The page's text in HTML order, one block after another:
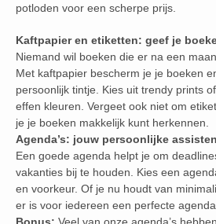
potloden voor een scherpe prijs.
Kaftpapier en etiketten: geef je
Niemand wil boeken die er na een
Met kaftpapier bescherm je je boeken
persoonlijk tintje. Kies uit trendy prints
effen kleuren. Vergeet ook niet om
je je boeken makkelijk kunt herkennen.
Agenda’s: jouw persoonlijke
Een goede agenda helpt je om
vakanties bij te houden. Kies een
en voorkeur. Of je nu houdt van
er is voor iedereen een perfecte